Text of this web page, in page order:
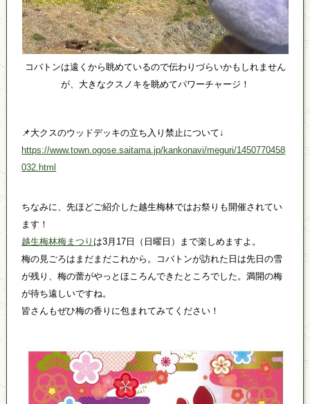
コバトンは遠くから眺めているので伝わりづらいかもしれません
が、大きなクスノキを眺めてパワーチャージ！
📌大クスのウッドデッキの立ち入り禁止について↓
https://www.town.ogose.saitama.jp/kankonavi/meguri/1450770458
032.html
ちなみに、先ほどご紹介した越生梅林ではお祭りも開催されてい
ます！
越生梅林梅まつり は3月17日（日曜日）まで楽しめますよ。
梅の見ごろはまだまだこれから。コバトンが訪れた日は先日の雪
が残り、梅の蕾がやっとほころんできたところでした。満開の梅
が待ち遠しいですね。
皆さんもぜひ梅の香りに包まれてみてください！